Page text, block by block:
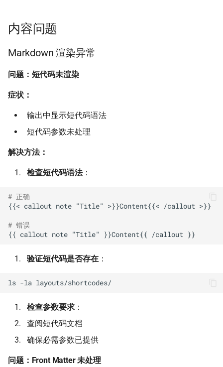
内容问题
Markdown 渲染异常
问题：短代码未渲染
症状：
输出中显示短代码语法
短代码参数未处理
解决方法：
检查短代码语法：
# 正确
{{< callout note "Title" >}}Content{{< /callout >}}
# 错误
验证短代码是否存在 ：
ls -la
检查参数要求 ：
查阅短代码文档
确保必需参数已提供
问题：Front Matter 未处理